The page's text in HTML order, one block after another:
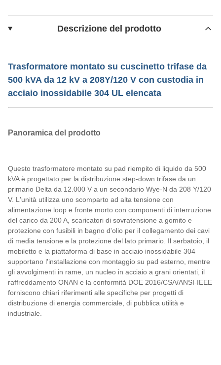
Descrizione del prodotto
Trasformatore montato su cuscinetto trifase da
500 kVA da 12 kV a 208Y/120 V con custodia in
acciaio inossidabile 304 UL elencata
Panoramica del prodotto
Questo trasformatore montato su pad riempito di liquido da 500
kVA è progettato per la distribuzione step-down trifase da un
primario Delta da 12.000 V a un secondario Wye-N da 208 Y/120
V. L'unità utilizza uno scomparto ad alta tensione con
alimentazione loop e fronte morto con componenti di interruzione
del carico da 200 A, scaricatori di sovratensione a gomito e
protezione con fusibili in bagno d'olio per il collegamento dei cavi
di media tensione e la protezione del lato primario. Il serbatoio, il
mobiletto e la piattaforma di base in acciaio inossidabile 304
supportano l'installazione con montaggio su pad esterno, mentre
gli avvolgimenti in rame, un nucleo in acciaio a grani orientati, il
raffreddamento ONAN e la conformità DOE 2016/CSA/ANSI-IEEE
forniscono chiari riferimenti alle specifiche per progetti di
distribuzione di energia commerciale, di pubblica utilità e
industriale.